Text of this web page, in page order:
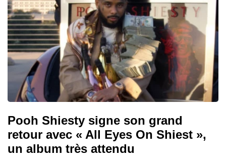
Pooh Shiesty signe son grand
retour avec « All Eyes On Shiest »,
un album très attendu